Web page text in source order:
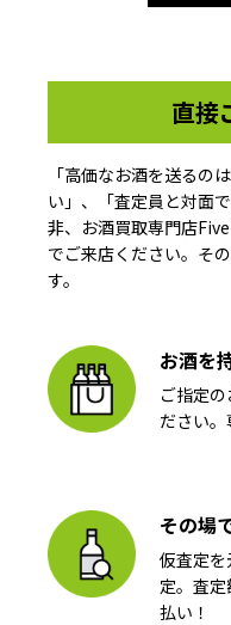
直接
「高価なお酒を送るの
い」、「査定員と対面
非、お酒買取専門店
でご来店ください。そ
す。
お酒を
ご指定
ださい。
その場
仮査定
定。査
払い！